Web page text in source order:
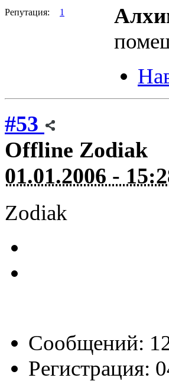
Репутация: 1
#53
Offline Zodiak
01.01.2006 -
Zodiak
Сообщений:
Регистрация: